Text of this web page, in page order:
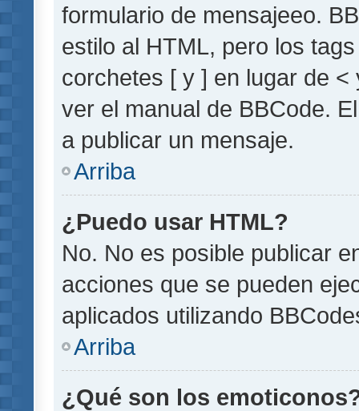
formulario de mensajeeo.
estilo al HTML, pero los
corchetes [ y ] en lugar de
ver el manual de BBCode.
a publicar un mensaje.
Arriba
¿Puedo usar HTML?
No. No es posible publicar
acciones que se pueden
aplicados utilizando
Arriba
¿Qué son los